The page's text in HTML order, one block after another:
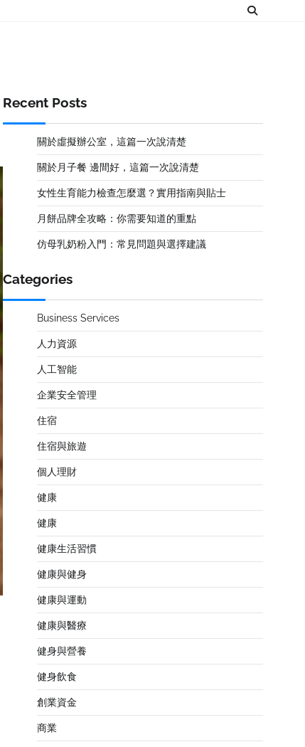
Recent Posts
關於虛擬辦公室，這篇一次說清楚
關於月子餐 邊間好，這篇一次說清楚
女性生育能力檢查怎麼選？實用指南與貼士
月餅品牌全攻略：你需要知道的重點
仿母乳奶粉入門：常見問題與選擇建議
Categories
Business Services
人力資源
人工智能
企業安全管理
住宿
住宿與旅遊
個人理財
健康
健康
健康生活習慣
健康與健身
健康與運動
健康與醫療
健身與營養
健身飲食
創業資金
商業